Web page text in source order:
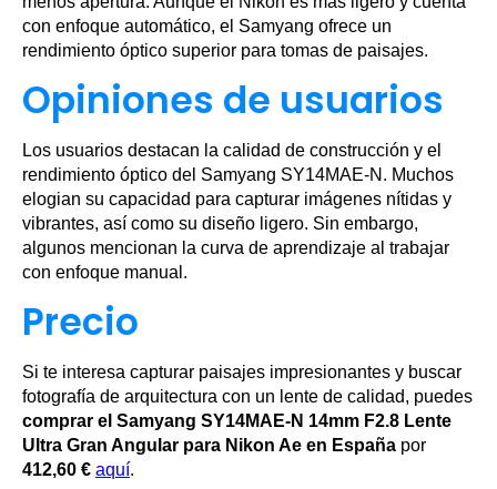
con enfoque automático, el Samyang ofrece un
rendimiento óptico superior para tomas de paisajes.
Opiniones de usuarios
Los usuarios destacan la calidad de construcción y el
rendimiento óptico del Samyang SY14MAE-N. Muchos
elogian su capacidad para capturar imágenes nítidas y
vibrantes, así como su diseño ligero. Sin embargo,
algunos mencionan la curva de aprendizaje al trabajar
con enfoque manual.
Precio
Si te interesa capturar paisajes impresionantes y buscar
fotografía de arquitectura con un lente de calidad, puedes
comprar el Samyang SY14MAE-N 14mm F2.8 Lente
Ultra Gran Angular para Nikon Ae en España por
412,60 € aquí.